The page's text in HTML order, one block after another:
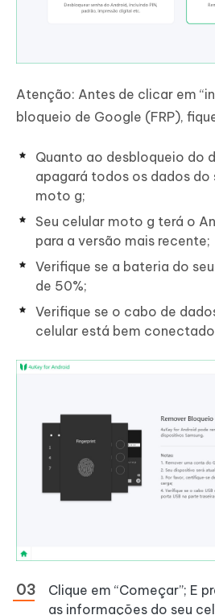
Atenção: Antes de clicar em
bloqueio de Google (FRP),
Quanto ao desbloqueio do
apagará todos os dados do
moto g;
Seu celular moto g terá o
para a versão mais recente;
Verifique se a bateria do
de 50%;
Verifique se o cabo de
celular está bem
Clique em “Começar”; E
as informações do seu